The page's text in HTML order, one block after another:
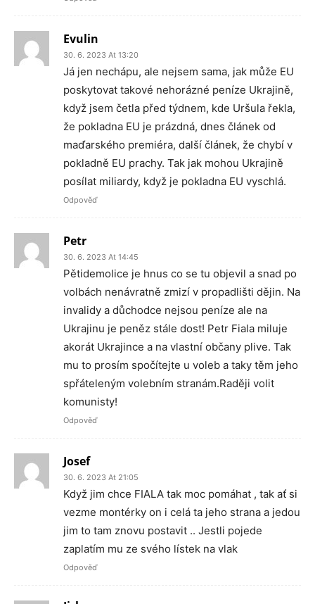
Evulin
30. 6. 2023 At 13:20
Já jen nechápu, ale nejsem sama, jak může EU
poskytovat takové nehorázné peníze Ukrajině,
když jsem četla před týdnem, kde Uršula řekla,
že pokladna EU je prázdná, dnes článek od
maďarského premiéra, další článek, že chybí v
pokladně EU prachy. Tak jak mohou Ukrajině
posílat miliardy, když je pokladna EU vyschlá.
Odpověď
Petr
30. 6. 2023 At 14:45
Pětidemolice je hnus co se tu objevil a snad po
volbách nenávratně zmizí v propadlišti dějin. Na
invalidy a důchodce nejsou peníze ale na
Ukrajinu je peněz stále dost! Petr Fiala miluje
akorát Ukrajince a na vlastní občany plive. Tak
mu to prosím spočítejte u voleb a taky těm jeho
spřáteleným volebním stranám.Raději volit
komunisty!
Odpověď
Josef
30. 6. 2023 At 21:05
Když jim chce FIALA tak moc pomáhat , tak ať si
vezme montérky on i celá ta jeho strana a jedou
jim to tam znovu postavit .. Jestli pojede
zaplatím mu ze svého lístek na vlak
Odpověď